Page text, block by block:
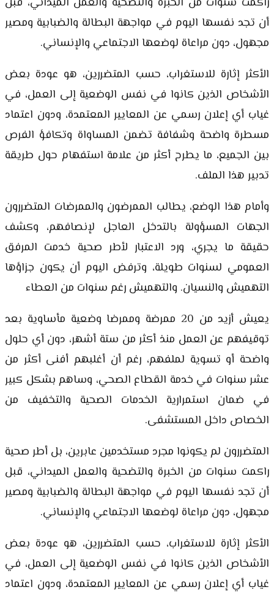
أن تجد نفسها اليوم في مواجهة البطالة والضبابية ومصير
مجهول، دون مراعاة لوضعها الاجتماعي والإنساني.
الأكثر إثارة للاستغراب، حسب المتضررين، هو عودة بعض
الأشخاص الذين كانوا في نفس الوضعية إلى العمل، في
غياب أي إعلان رسمي عن المعايير المعتمدة، ودون اعتماد
مسطرة واضحة وشفافة تضمن المساواة وتكافؤ الفرص
بين الجميع، ما يطرح أكثر من علامة استفهام حول طريقة
تدبير هذا الملف.
وأمام هذا الوضع، يطالب الممرضون والممرضات المتضررون
الجهات المسؤولة بالتدخل العاجل لإنصافهم، وكشف
حقيقة ما يجري، ورد الاعتبار لأطر صحية خدمت المرفق
العمومي لسنوات طويلة، وترفض اليوم أن يكون جزاؤها
التهميش والنسيان. والتهميش رغم سنوات من العطاء
يعيش أزيد من 20 ممرضة وممرضا وضعية مأساوية بعد
توقيفهم عن العمل منذ أكثر من ستة أشهر، دون أي حلول
واضحة أو تسوية لملفهم، رغم أن أغلبهم أفنى أكثر من
عشر سنوات في خدمة القطاع الصحي، وساهم بشكل كبير
في ضمان استمرارية الخدمات الصحية والتخفيف من
الخصاص داخل المستشفى.
المتضررون لم يكونوا مجرد مستخدمين عابرين، بل أطر صحية
راكمت سنوات من الخبرة والتضحية والعمل الميداني، قبل
أن تجد نفسها اليوم في مواجهة البطالة والضبابية ومصير
مجهول، دون مراعاة لوضعها الاجتماعي والإنساني.
الأكثر إثارة للاستغراب، حسب المتضررين، هو عودة بعض
الأشخاص الذين كانوا في نفس الوضعية إلى العمل، في
غياب أي إعلان رسمي عن المعايير المعتمدة، ودون اعتماد